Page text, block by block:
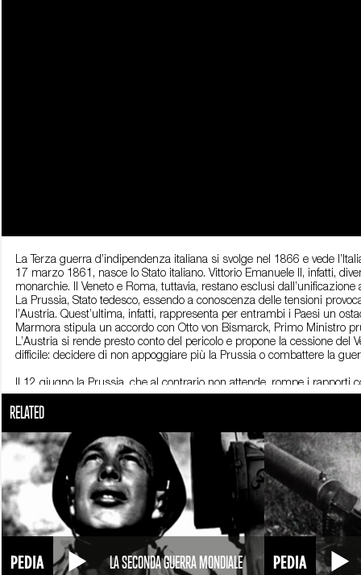
La Terza guerra d’indipendenza italiana si svolge nel 1866 e vede
17 marzo 1861, nasce lo Stato italiano. Vittorio Emanuele II, infatti,
monarchie. Il Veneto e Roma, tuttavia, restano esclusi
La Prussia, Stato tedesco, essendo a conoscenza delle tensioni
l’Austria. Quest’ultima, infatti, rappresenta per entrambi i Paesi un
Marmora stipula un accordo con Otto von Bismarck, Primo Ministro
L’Austria si rende presto conto del pericolo e propone la cessione
difficile: decidere di non appoggiare più la Prussia o combattere la
Il 12 giugno la Prussia, che al contrario non attende, rompe i rapporti
ostilità a partire dal 23 giugno. L’esercito italiano viene diviso in due
generale Enrico Cialdini. I generali escogitano un piano d’attacco
presso Custoza, in provincia di Verona. Il 20 luglio l’Italia riceve un
Carlo Persano viene attaccato e successivamente sconfitto dalla
Garibaldi, a cui erano state affidate le azioni miliari in Trentino,
a Garibaldi di ritirarsi dal Trentino. A malincuore Garibaldi risponderà
gli accordi prevedono la consegna del Veneto, ma non del Trentino,
ulteriore passo sulla via della completa unità nazionale.
RELATED
LA SECONDA GUERRA MONDIALE